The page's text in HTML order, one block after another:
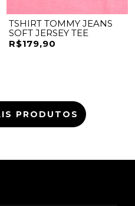
TSHIRT TOMMY JEANS
SOFT JERSEY TEE
R$179,90
PRODUTOS